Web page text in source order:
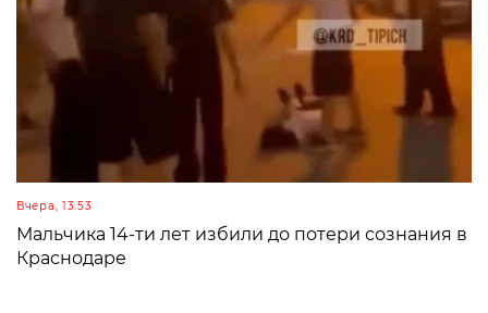
Вчера, 13:53
Мальчика 14-ти лет избили до потери сознания в
Краснодаре